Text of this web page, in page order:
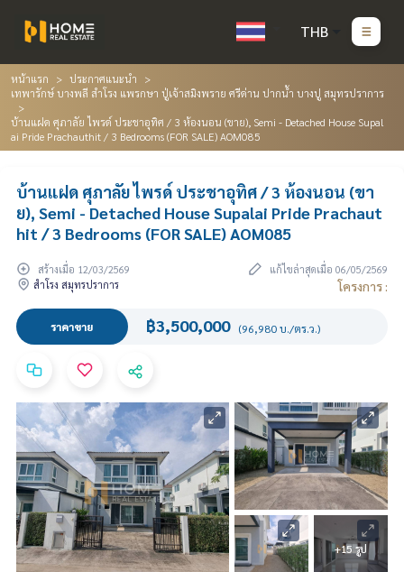
THB
หน้าแรก
ประกาศแนะนำ
เทพารักษ์ บางพลี สำโรง แพรกษา ปู่เจ้าสมิงพราย ศรีด่าน ปากน้ำ บางปู สมุทรปราการ
บ้านแฝด ศุภาลัย ไพรด์ ประชาอุทิศ / 3 ห้องนอน (ขาย), Semi - Detached House Supal
ai Pride Prachauthit / 3 Bedrooms (FOR SALE) AOM085
บ้านแฝด ศุภาลัย ไพรด์ ประชาอุทิศ / 3 ห้องนอน (ขา
ย), Semi - Detached House Supalai Pride Prachaut
hit / 3 Bedrooms (FOR SALE) AOM085
สร้างเมื่อ 12/03/2569
แก้ไขล่าสุดเมื่อ 06/05/2569
สำโรง สมุทรปราการ
โครงการ :
ราคาขาย ฿3,500,000 (96,980 บ./ตร.ว.)
+15 รูป